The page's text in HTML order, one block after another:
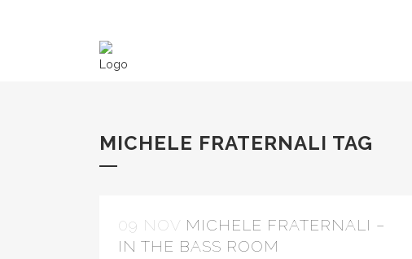
MICHELE FRATERNALI TAG
09 NOV MICHELE FRATERNALI –
IN THE BASS ROOM